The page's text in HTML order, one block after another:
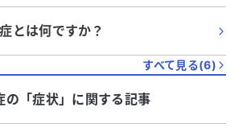
とは何ですか？
すべて見る(6)
の「症状」に関する記事